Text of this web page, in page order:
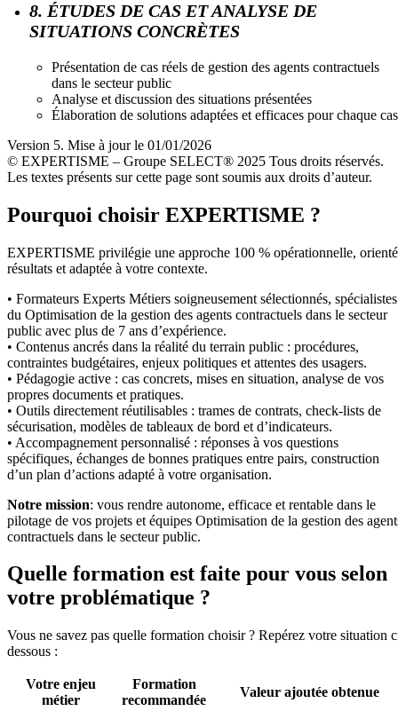
8. ÉTUDES DE CAS ET ANALYSE DE
SITUATIONS CONCRÈTES
Présentation de cas réels de gestion des agents contractuels
dans le secteur public
Analyse et discussion des situations présentées
Élaboration de solutions adaptées et efficaces pour chaque cas
Version 5. Mise à jour le 01/01/2026
© EXPERTISME – Groupe SELECT® 2025 Tous droits réservés.
Les textes présents sur cette page sont soumis aux droits d’auteur.
Pourquoi choisir EXPERTISME ?
EXPERTISME privilégie une approche 100 % opérationnelle,
résultats et adaptée à votre contexte.
• Formateurs Experts Métiers soigneusement sélectionnés, spécialistes
du Optimisation de la gestion des agents contractuels dans le secteur
public avec plus de 7 ans d’expérience.
• Contenus ancrés dans la réalité du terrain public : procédures,
contraintes budgétaires, enjeux politiques et attentes des usagers.
• Pédagogie active : cas concrets, mises en situation, analyse de vos
propres documents et pratiques.
• Outils directement réutilisables : trames de contrats, check-lists de
sécurisation, modèles de tableaux de bord et d’indicateurs.
• Accompagnement personnalisé : réponses à vos questions
spécifiques, échanges de bonnes pratiques entre pairs, construction
d’un plan d’actions adapté à votre organisation.
Notre mission: vous rendre autonome, efficace et rentable dans le
pilotage de vos projets et équipes Optimisation de la gestion des
contractuels dans le secteur public.
Quelle formation est faite pour vous selon
votre problématique ?
Vous ne savez pas quelle formation choisir ? Repérez votre situation
dessous :
Votre enjeu
métier
Formation
recommandée
Valeur ajoutée obtenue